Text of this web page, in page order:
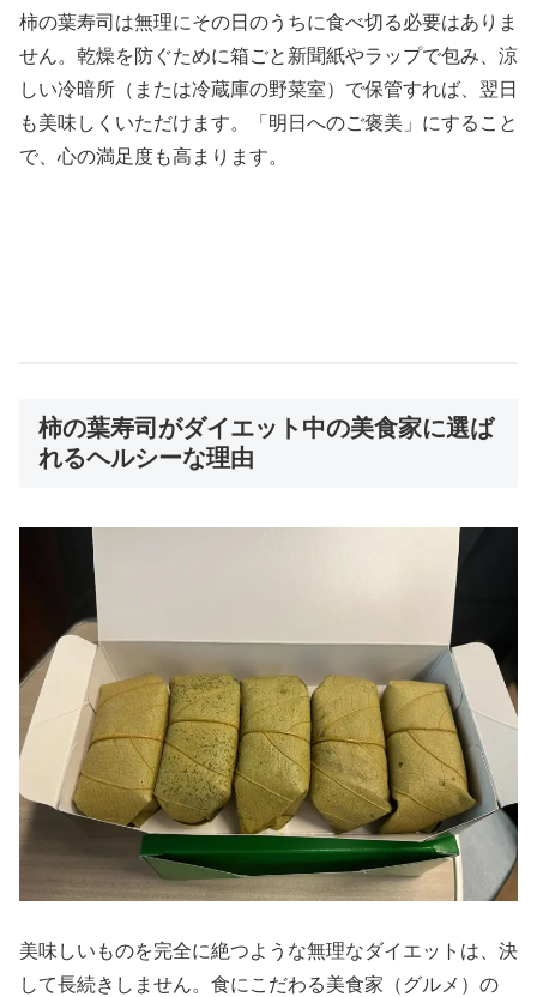
柿の葉寿司は無理にその日のうちに食べ切る必要はありま
せん。乾燥を防ぐために箱ごと新聞紙やラップで包み、涼
しい冷暗所（または冷蔵庫の野菜室）で保管すれば、翌日
も美味しくいただけます。「明日へのご褒美」にすること
で、心の満足度も高まります。
柿の葉寿司がダイエット中の美食家に選ば
れるヘルシーな理由
美味しいものを完全に絶つような無理なダイエットは、決
して長続きしません。食にこだわる美食家（グルメ）の